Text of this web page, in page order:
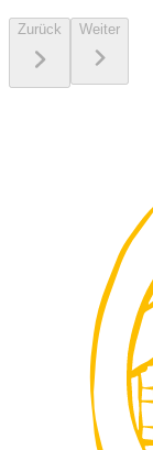
Zurück Weiter